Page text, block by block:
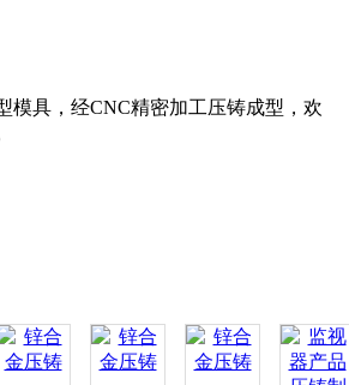
模具，经CNC精密加工压铸成型，欢